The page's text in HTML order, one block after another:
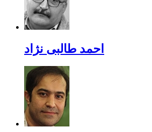
احمد طالبی نژاد